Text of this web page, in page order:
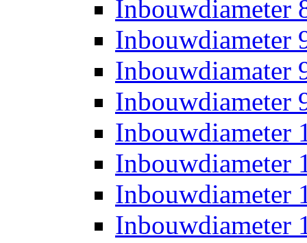
Inbouwdiameter
Inbouwdiameter
Inbouwdiamater
Inbouwdiameter
Inbouwdiameter
Inbouwdiameter
Inbouwdiameter
Inbouwdiameter